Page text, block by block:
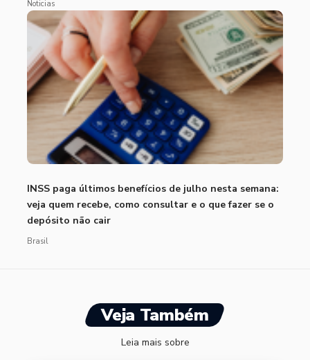
Noticias
INSS paga últimos benefícios de julho nesta semana:
veja quem recebe, como consultar e o que fazer se o
depósito não cair
Brasil
Veja Também
Leia mais sobre